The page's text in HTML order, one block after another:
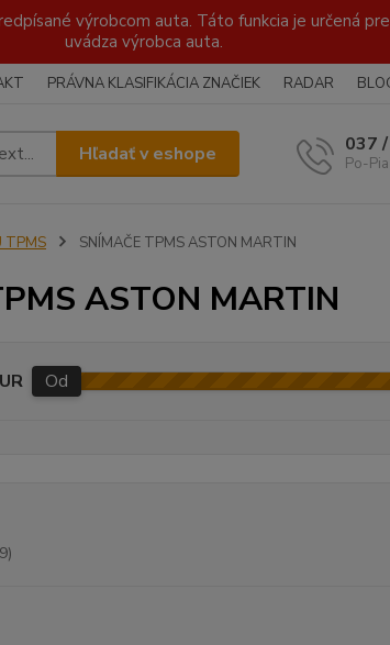
výrobcom auta. Táto funkcia je určená
uvádza výrobca auta.
PRÁVNA KLASIFIKÁCIA ZNAČIEK RADAR
Hľadať v eshope 037
Po-
TPMS SNÍMAČE TPMS ASTON MARTIN
ASTON MARTIN
Od